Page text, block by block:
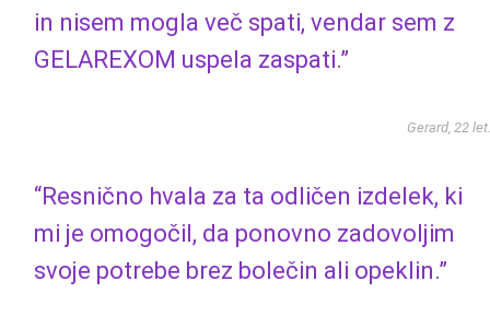
in nisem mogla več spati, vendar sem z
GELAREXOM uspela zaspati.”
Gerard, 22 let.
“Resnično hvala za ta odličen izdelek, ki
mi je omogočil, da ponovno zadovoljim
svoje potrebe brez bolečin ali opeklin.”